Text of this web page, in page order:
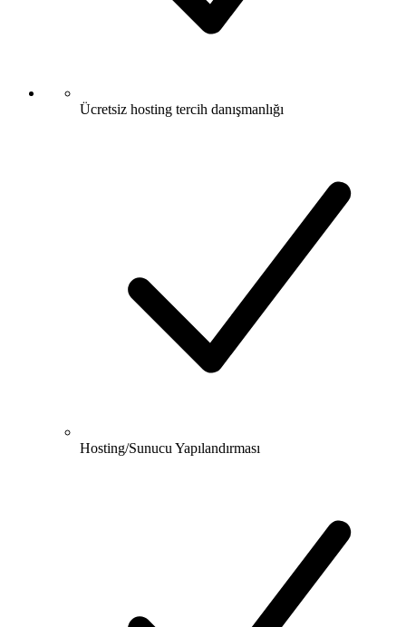
Ücretsiz hosting tercih danışmanlığı
Hosting/Sunucu Yapılandırması